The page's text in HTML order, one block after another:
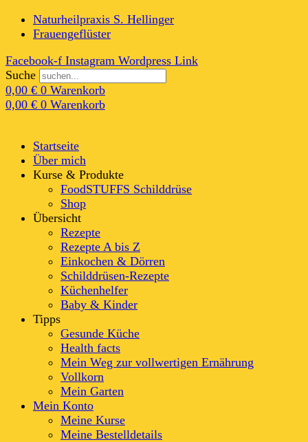
Naturheilpraxis S. Hellinger
Frauengeflüster
Facebook-f Instagram Wordpress Link
Suche
0,00 € 0 Warenkorb
0,00 € 0 Warenkorb
Startseite
Über mich
Kurse & Produkte
FoodSTUFFS Schilddrüse
Shop
Übersicht
Rezepte
Rezepte A bis Z
Einkochen & Dörren
Schilddrüsen-Rezepte
Küchenhelfer
Baby & Kinder
Tipps
Gesunde Küche
Health facts
Mein Weg zur vollwertigen Ernährung
Vollkorn
Mein Garten
Mein Konto
Meine Kurse
Meine Bestelldetails